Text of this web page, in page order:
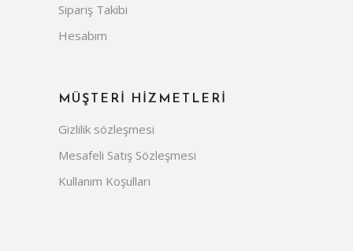
Sipariş Takibi
Hesabım
MÜŞTERİ HİZMETLERİ
Gizlilik sözleşmesi
Mesafeli Satış Sözleşmesi
Kullanım Koşulları